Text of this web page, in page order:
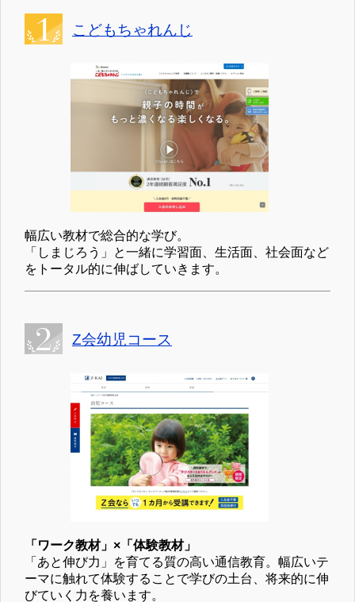
こどもちゃれんじ
幅広い教材で総合的な学び。
「しまじろう」と一緒に学習面、生活面、社会面など
をトータル的に伸ばしていきます。
Z会幼児コース
「ワーク教材」×「体験教材」
「あと伸び力」を育てる質の高い通信教育。幅広いテ
ーマに触れて体験することで学びの土台、将来的に伸
びていく力を養います。